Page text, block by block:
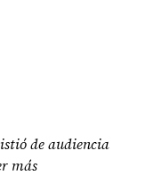
de audiencia
más